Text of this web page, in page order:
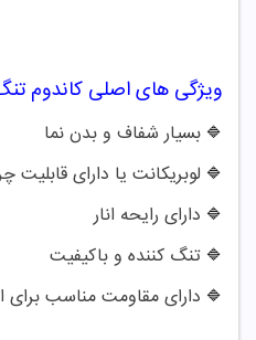
ویژگی های اصلی کاندوم
🔷 بسیار شفاف و بدن نما
🔷 لوبریکانت یا دارای قابلیت
🔷 دارای رایحه انار
🔷 تنگ کننده و باکیفیت
🔷 دارای مقاومت مناسب برای